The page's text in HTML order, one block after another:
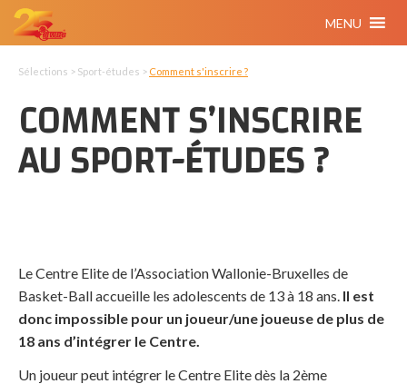
MENU
Sélections > Sport-études > Comment s'inscrire ?
COMMENT S’INSCRIRE
AU SPORT-ÉTUDES ?
Le Centre Elite de l’Association Wallonie-Bruxelles de
Basket-Ball accueille les adolescents de 13 à 18 ans. Il est
donc impossible pour un joueur/une joueuse de plus de
18 ans d’intégrer le Centre.
Un joueur peut intégrer le Centre Elite dès la 2ème